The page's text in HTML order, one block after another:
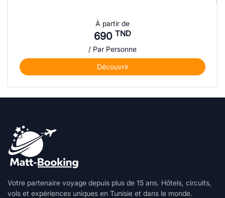
À partir de
690 TND
/ Par Personne
Découvrir
Votre partenaire voyage depuis plus de 15 ans. Hôtels, circuits,
vols et expériences uniques en Tunisie et dans le monde.